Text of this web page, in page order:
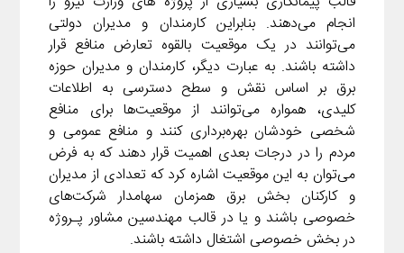
انجام می‌دهند. بنابراین کارمندان و مدیران دولتی
می‌توانند در یک موقعیت بالقوه تعارض منافع قرار
داشته باشند. به عبارت دیگر، کارمندان و مدیران حوزه
برق بر اساس نقش و سطح دسترسی به اطلاعات
کلیدی، همواره می‌توانند از موقعیت‌ها برای منافع
شخصی خودشان بهره‌برداری کنند و منافع عمومی و
مردم را در درجات بعدی اهمیت قرار دهند که به فرض
می‌توان به این موقعیت اشاره کرد که تعدادی از مدیران
و کارکنان بخش برق همزمان سهامدار شرکت‌های
خصوصی باشند و یا در قالب مهندسین مشاور پـروژه
در بخش خصوصی اشتغال داشته باشند.